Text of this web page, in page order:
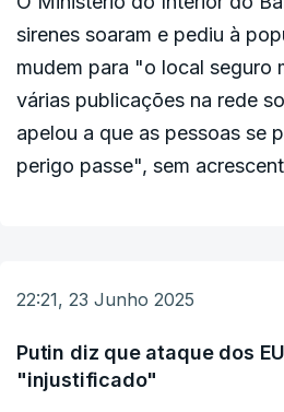
sirenes soaram e pediu à
mudem para "o local seguro
várias publicações na rede
apelou a que as pessoas se
perigo passe", sem
22:21, 23 Junho 2025
Putin diz que ataque dos
"injustificado"